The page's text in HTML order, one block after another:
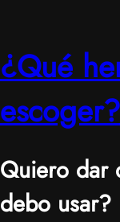
¿Qué
escoger?
Quiero dar
debo usar?